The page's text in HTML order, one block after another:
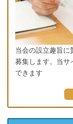
当会の設立趣旨に
募集します。当サ
できます